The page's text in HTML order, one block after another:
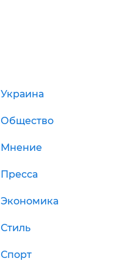
Украина
Общество
Мнение
Пресса
Экономика
Стиль
Спорт